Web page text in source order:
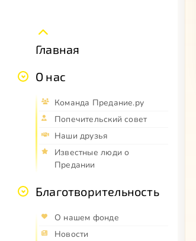
Главная
О нас
Команда Предание.ру
Попечительский совет
Наши друзья
Известные люди о
Предании
Благотворительность
О нашем фонде
Новости